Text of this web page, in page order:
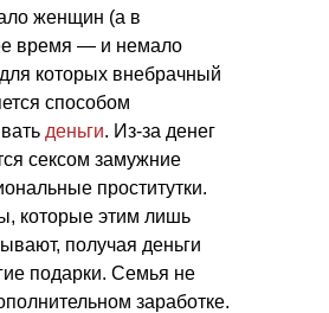
женщин (а в
время — и немало
которых внебрачный
способом
деньги. Из-за денег
сексом замужние
проститутки.
которые этим лишь
получая деньги
подарки. Семья не
заработке.